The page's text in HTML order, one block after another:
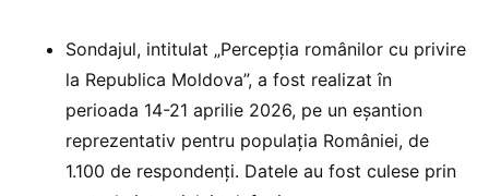
Sondajul, intitulat „Percepția românilor cu privire
la Republica Moldova”, a fost realizat în
perioada 14-21 aprilie 2026, pe un eșantion
reprezentativ pentru populația României, de
1.100 de respondenți. Datele au fost culese prin